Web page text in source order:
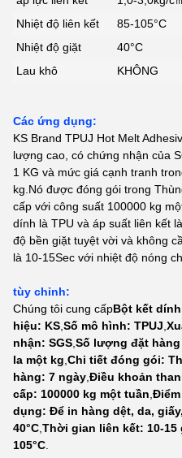
Nhiệt độ liên kết
85-105°C
Nhiệt độ giặt
40°C
Lau khô
KHÔNG
Các ứng dụng:
KS Brand TPUJ Hot Melt
lượng cao, có chứng nhận của
1 KG và mức giá cạnh tranh
kg.Nó được đóng gói trong
cấp với công suất 100000 kg
dính là TPU và áp suất liên kết
độ bền giặt tuyệt vời và không
là 10-15Sec với nhiệt độ nóng
tùy chỉnh:
Chúng tôi cung cấpBột kết
hiệu: KS Số mô hình: TPUJ
nhận: SGS Số lượng đặt
la một kg Chi tiết đóng gói:
hàng: 7 ngày Điều khoản
cấp: 100000 kg một tuần Điểm
dụng: Để in hàng dệt, da,
40°C Thời gian liên kết: 10-15
105°C